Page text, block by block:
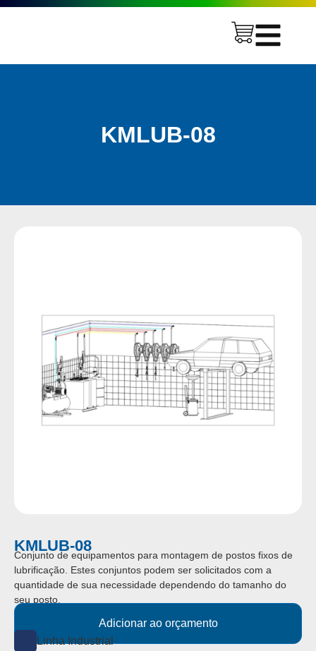
KMLUB-08
KMLUB-08
Conjunto de equipamentos para montagem de postos fixos de
lubrificação. Estes conjuntos podem ser solicitados com a
quantidade de sua necessidade dependendo do tamanho do
seu posto.
Adicionar ao orçamento
Linha Industrial